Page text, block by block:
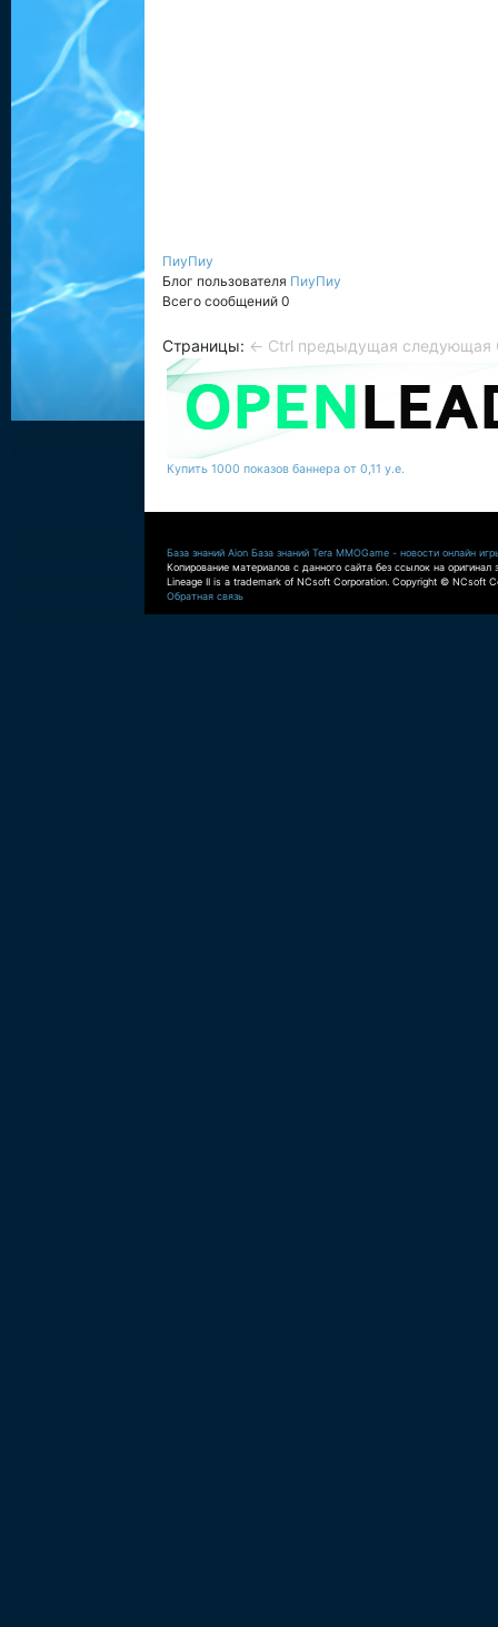
ПиуПиу
Блог пользователя ПиуПиу
Всего сообщений 0
Страницы: ← Ctrl предыдущая следующая
Купить 1000 показов баннера от 0,11 у.е.
База знаний Aion База знаний Tera MMOGame - новости онлайн
Копирование материалов с данного сайта без ссылок на оригинал
Lineage II is a trademark of NCsoft Corporation. Copyright © NCsoft
Обратная связь